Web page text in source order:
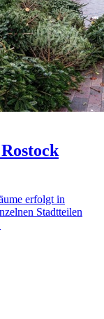
erfolgt in
Stadtteilen